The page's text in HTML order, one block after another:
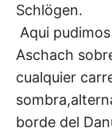
Schlögen.
Aqui
Aschach
cualquier
borde del